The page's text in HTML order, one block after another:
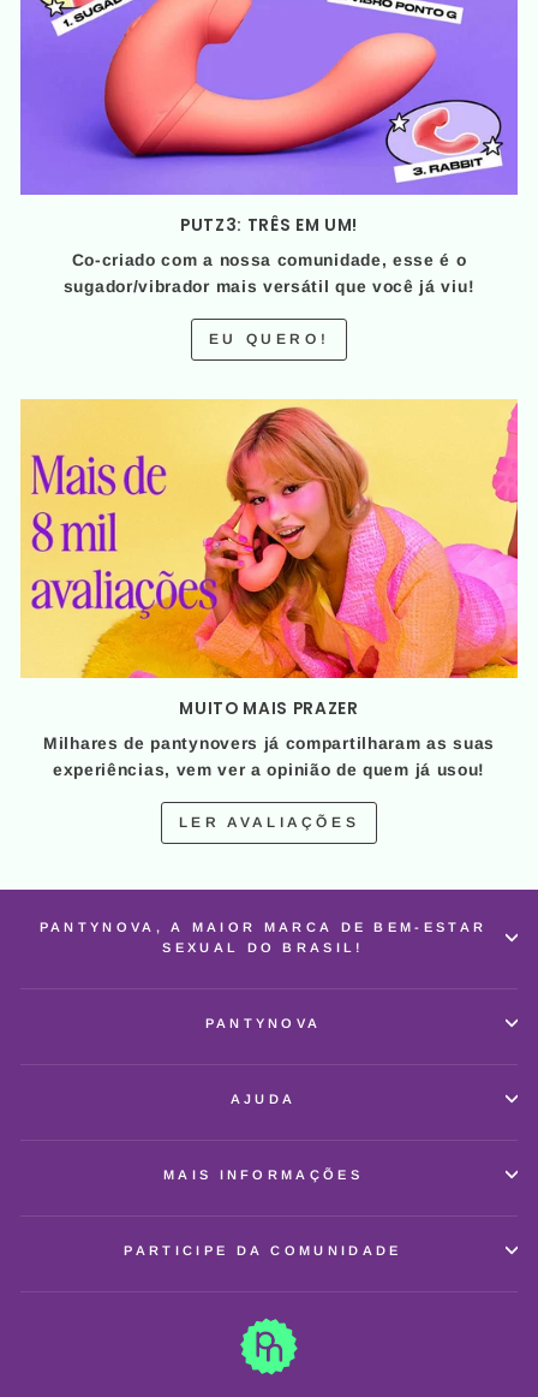
PUTZ3: TRÊS EM UM!
Co-criado com a nossa comunidade, esse é o
sugador/vibrador mais versátil que você já viu!
EU QUERO!
MUITO MAIS PRAZER
Milhares de pantynovers já compartilharam as suas
experiências, vem ver a opinião de quem já usou!
LER AVALIAÇÕES
PANTYNOVA, A MAIOR MARCA DE BEM-ESTAR
SEXUAL DO BRASIL!
PANTYNOVA
AJUDA
MAIS INFORMAÇÕES
PARTICIPE DA COMUNIDADE